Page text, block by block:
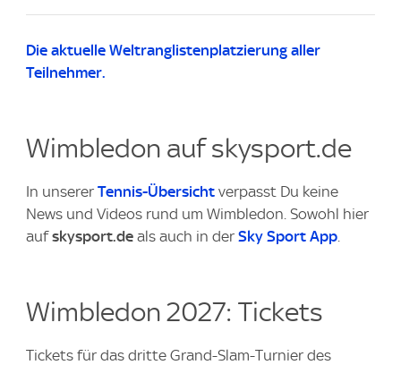
Die aktuelle Weltranglistenplatzierung aller
Teilnehmer.
Wimbledon auf skysport.de
In unserer Tennis-Übersicht verpasst Du keine
News und Videos rund um Wimbledon. Sowohl hier
aufskysport.de als auch in der Sky Sport App
Wimbledon 2027: Tickets
Tickets für das dritte Grand-Slam-Turnier des